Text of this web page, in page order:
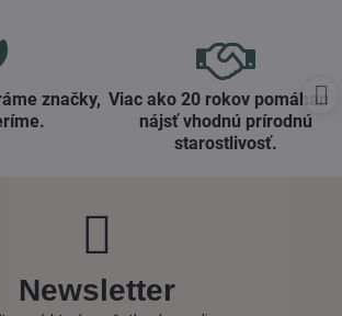
značky, Viac ako 20 rokov
nájsť vhodnú prírodnú
starostlivosť​.
Newsletter